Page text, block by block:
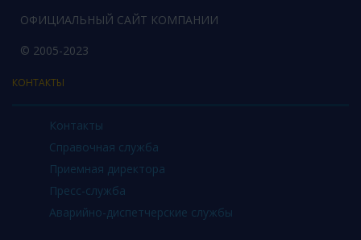
ОФИЦИАЛЬНЫЙ САЙТ КОМПАНИИ
© 2005-2023
КОНТАКТЫ
Контакты
Справочная служба
Приемная директора
Пресс-служба
Аварийно-диспетчерские службы